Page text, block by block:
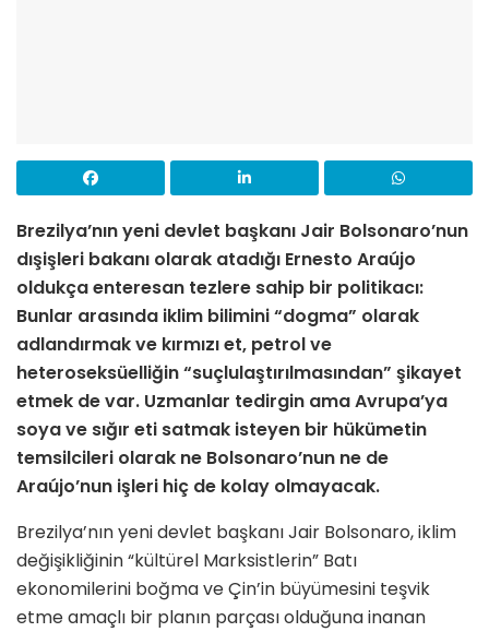
Brezilya’nın yeni devlet başkanı Jair Bolsonaro’nun
dışişleri bakanı olarak atadığı Ernesto Araújo
oldukça enteresan tezlere sahip bir politikacı:
Bunlar arasında iklim bilimini “dogma” olarak
adlandırmak ve kırmızı et, petrol ve
heteroseksüelliğin “suçlulaştırılmasından” şikayet
etmek de var. Uzmanlar tedirgin ama Avrupa’ya
soya ve sığır eti satmak isteyen bir hükümetin
temsilcileri olarak ne Bolsonaro’nun ne de
Araújo’nun işleri hiç de kolay olmayacak.
Brezilya’nın yeni devlet başkanı Jair Bolsonaro, iklim
değişikliğinin “kültürel Marksistlerin” Batı
ekonomilerini boğma ve Çin’in büyümesini teşvik
etme amaçlı bir planın parçası olduğuna inanan